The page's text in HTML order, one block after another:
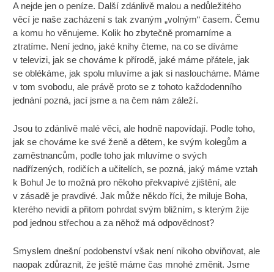
A nejde jen o peníze. Další zdánlivě malou a nedůležitého
věcí je naše zacházení s tak zvaným „volným“ časem. Čemu
a komu ho věnujeme. Kolik ho zbytečně promarníme a
ztratíme. Není jedno, jaké knihy čteme, na co se díváme
v televizi, jak se chováme k přírodě, jaké máme přátele, jak
se oblékáme, jak spolu mluvíme a jak si nasloucháme. Máme
v tom svobodu, ale právě proto se z tohoto každodenního
jednání pozná, jací jsme a na čem nám záleží.
Jsou to zdánlivě malé věci, ale hodně napovídají. Podle toho,
jak se chováme ke své ženě a dětem, ke svým kolegům a
zaměstnancům, podle toho jak mluvíme o svých
nadřízených, rodičích a učitelích, se pozná, jaký máme vztah
k Bohu! Je to možná pro někoho překvapivé zjištění, ale
v zásadě je pravdivé. Jak může někdo říci, že miluje Boha,
kterého nevidí a přitom pohrdat svým bližním, s kterým žije
pod jednou střechou a za něhož má odpovědnost?
Smyslem dnešní podobenství však není nikoho obviňovat, ale
naopak zdůraznit, že ještě máme čas mnohé změnit. Jsme